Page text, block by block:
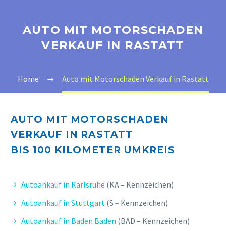
AUTO MIT MOTORSCHADEN
VERKAUF IN RASTATT
Home Auto mit Motorschaden Verkauf in Rastatt
AUTO MIT MOTORSCHADEN
VERKAUF IN RASTATT
BIS 100 KILOMETER UMKREIS
Autoankauf in Karlsruhe (KA – Kennzeichen)
Autoankauf in Stuttgart (S – Kennzeichen)
Autoankauf in Baden Baden (BAD – Kennzeichen)